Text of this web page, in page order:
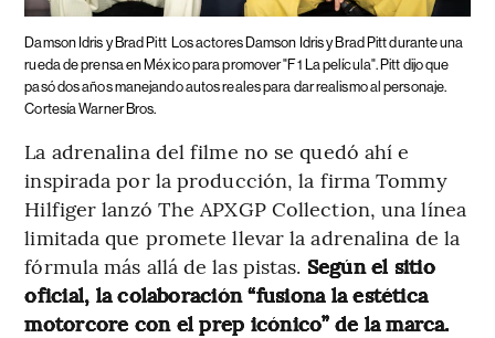
Damson Idris y Brad Pitt
Los actores Damson Idris y Brad Pitt durante una
rueda de prensa en México para promover "F1 La película". Pitt dijo que
pasó dos años manejando autos reales para dar realismo al personaje.
Cortesía Warner Bros.
La adrenalina del filme no se quedó ahí e
inspirada por la producción, la firma Tommy
Hilfiger lanzó The APXGP Collection, una línea
limitada que promete llevar la adrenalina de la
fórmula más allá de las pistas. Según el sitio
oficial, la colaboración “fusiona la estética
motorcore con el prep icónico” de la marca.